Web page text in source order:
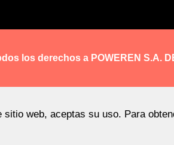
los derechos a POWEREN S.A.
web, aceptas su uso. Para